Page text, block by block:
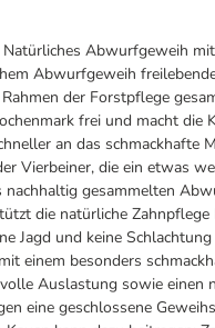
Abwurfgeweih
Abwurfgeweih
der Forstpflege
frei und macht die
an das schmackhafte
Vierbeiner, die ein etwas
gesammelten
die natürliche
Jagd und keine
einem besonders
Auslastung sowie einen
eine geschlossene